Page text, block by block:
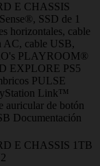
E CHASSIS
SSD de 1
horizontales, cable
AC, cable USB,
PLAYROOM®
EXPLORE PS5
PULSE
Link™
auricular de botón
Documentación
E CHASSIS 1TB